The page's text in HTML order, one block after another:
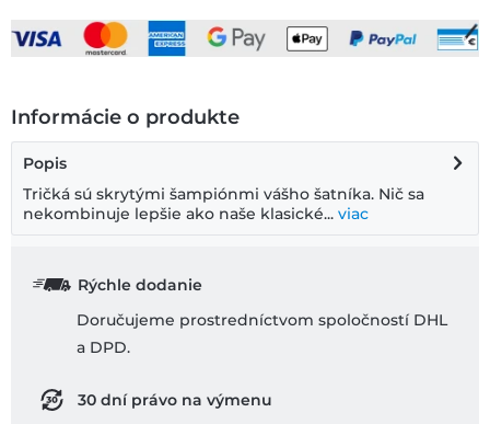
Informácie o produkte
Popis
Tričká sú skrytými šampiónmi vášho šatníka. Nič sa
nekombinuje lepšie ako naše klasické... viac
Rýchle dodanie
Doručujeme prostredníctvom spoločností DHL
a DPD.
30 dní právo na výmenu